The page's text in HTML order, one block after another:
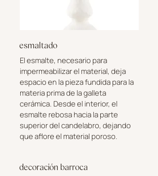
esmaltado
El esmalte, necesario para
impermeabilizar el material, deja
espacio en la pieza fundida para la
materia prima de la galleta
cerámica. Desde el interior, el
esmalte rebosa hacia la parte
superior del candelabro, dejando
que aflore el material poroso.
decoración barroca